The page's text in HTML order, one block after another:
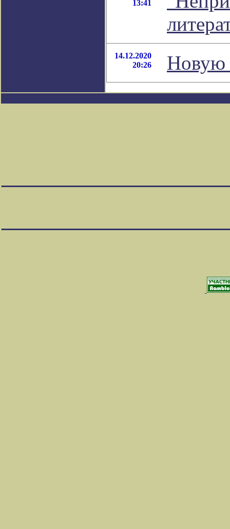
13:41
14.12.2020
20:26
Новую